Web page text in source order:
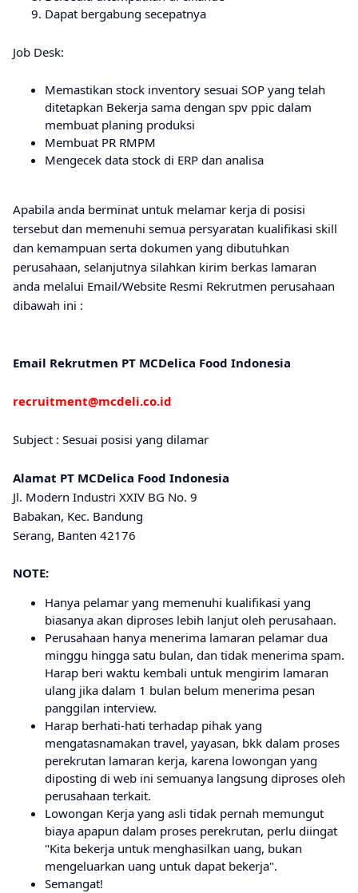
Dapat bergabung secepatnya
Job Desk:
Memastikan stock inventory sesuai SOP yang telah
ditetapkan Bekerja sama dengan spv ppic dalam
membuat planing produksi
Membuat PR RMPM
Mengecek data stock di ERP dan analisa
Apabila anda berminat untuk melamar kerja di posisi
tersebut dan memenuhi semua persyaratan kualifikasi skill
dan kemampuan serta dokumen yang dibutuhkan
perusahaan, selanjutnya silahkan kirim berkas lamaran
anda melalui Email/Website Resmi Rekrutmen perusahaan
dibawah ini :
Emаіl Rеkrutmеn PT MCDelica Fооd Indоnеѕіа
rесruіtmеnt@mсdеlі.со.іd
Subject : Sesuai posisi yang dilamar
Alаmаt PT MCDеlіса Fооd Indonesia
Jl. Mоdеrn Industri XXIV BG Nо. 9
Bаbаkаn, Kес. Bаndung
Serang, Bаntеn 42176
NOTE:
Hanya pelamar yang memenuhi kualifikasi yang
biasanya akan diproses lebih lanjut oleh perusahaan.
Perusahaan hanya menerima lamaran pelamar dua
minggu hingga satu bulan, dan tidak menerima spam.
Harap beri waktu kembali untuk mengirim lamaran
ulang jika dalam 1 bulan belum menerima pesan
panggilan interview.
Harap berhati-hati terhadap pihak yang
mengatasnamakan travel, yayasan, bkk dalam proses
perekrutan lamaran kerja, karena lowongan yang
diposting di web ini semuanya langsung diproses oleh
perusahaan terkait.
Lowongan Kerja yang asli tidak pernah memungut
biaya apapun dalam proses perekrutan, perlu diingat
"Kita bekerja untuk menghasilkan uang, bukan
mengeluarkan uang untuk dapat bekerja".
Semangat!